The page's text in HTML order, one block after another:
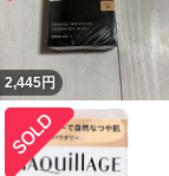
2,445円